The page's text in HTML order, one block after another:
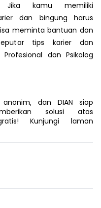
Jika kamu memiliki
dan bingung harus
meminta bantuan dan
tips karier dan
dan Psikolog
dan DIAN siap
solusi atas
Kunjungi laman